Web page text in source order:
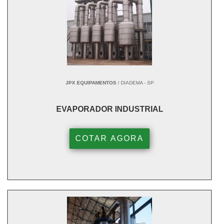
JPX EQUIPAMENTOS/ DIADEMA - SP
EVAPORADOR INDUSTRIAL
COTAR AGORA